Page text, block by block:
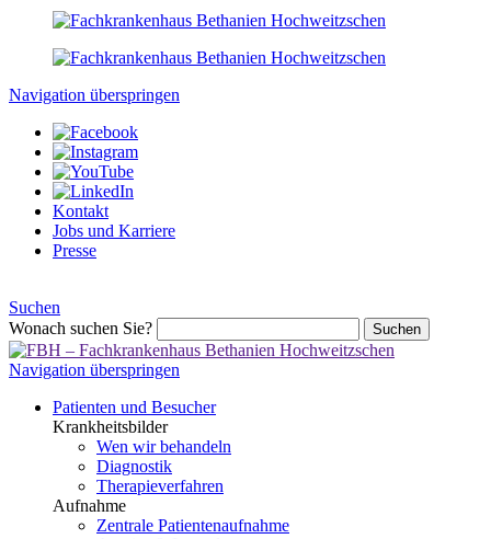
Navigation überspringen
Kontakt
Jobs und Karriere
Presse
Suchen
Wonach suchen Sie?
Suchen
Navigation überspringen
Patienten und Besucher
Krankheitsbilder
Wen wir behandeln
Diagnostik
Therapieverfahren
Aufnahme
Zentrale Patientenaufnahme